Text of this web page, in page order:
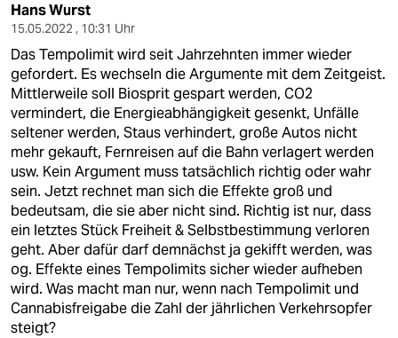
Hans Wurst
15.05.2022 , 10:31 Uhr
Das Tempolimit wird seit Jahrzehnten immer wieder
gefordert. Es wechseln die Argumente mit dem Zeitgeist.
Mittlerweile soll Biosprit gespart werden, CO2
vermindert, die Energieabhängigkeit gesenkt, Unfälle
seltener werden, Staus verhindert, große Autos nicht
mehr gekauft, Fernreisen auf die Bahn verlagert werden
usw. Kein Argument muss tatsächlich richtig oder wahr
sein. Jetzt rechnet man sich die Effekte groß und
bedeutsam, die sie aber nicht sind. Richtig ist nur, dass
ein letztes Stück Freiheit & Selbstbestimmung verloren
geht. Aber dafür darf demnächst ja gekifft werden, was
og. Effekte eines Tempolimits sicher wieder aufheben
wird. Was macht man nur, wenn nach Tempolimit und
Cannabisfreigabe die Zahl der jährlichen Verkehrsopfer
steigt?